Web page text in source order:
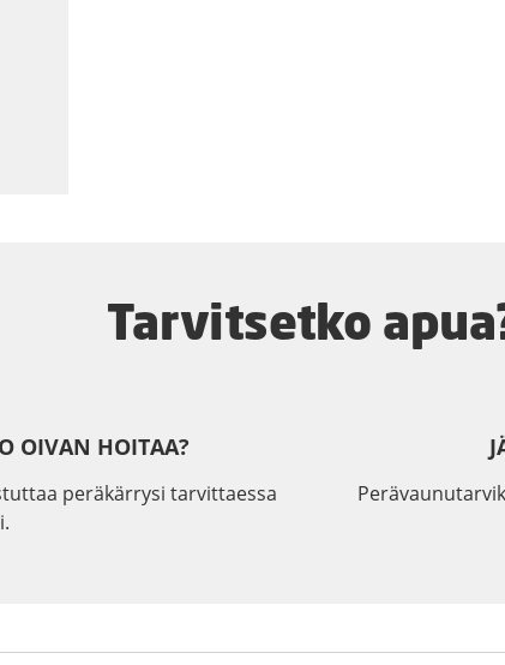
Tarvitsetko
OIVAN HOITAA?
peräkärrysi tarvittaessa